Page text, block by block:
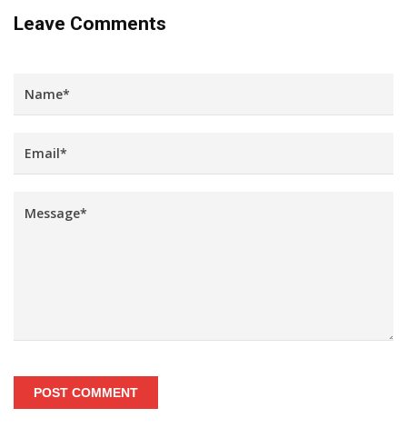
Leave Comments
POST COMMENT